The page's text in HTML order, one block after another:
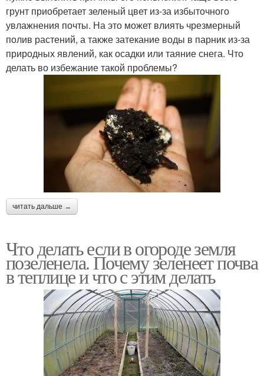
грунт приобретает зеленый цвет из-за избыточного
увлажнения почты. На это может влиять чрезмерный
полив растений, а также затекание воды в парник из-за
природных явлений, как осадки или таяние снега. Что
делать во избежание такой проблемы?
читать дальше →
Что делать если в огороде земля
позеленела. Почему зеленеет почва
в теплице и что с этим делать